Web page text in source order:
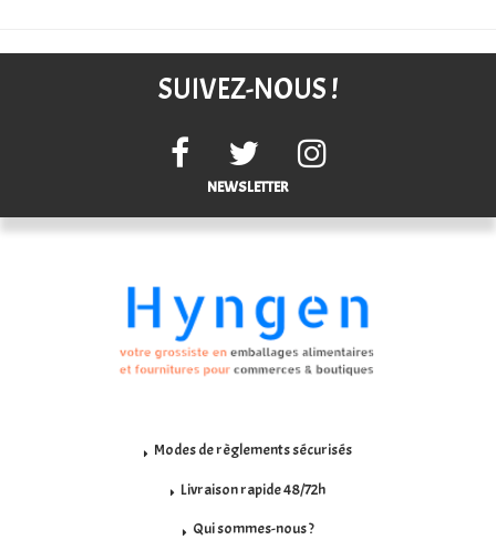
SUIVEZ-NOUS !
NEWSLETTER
Modes de règlements sécurisés
Livraison rapide 48/72h
Qui sommes-nous ?